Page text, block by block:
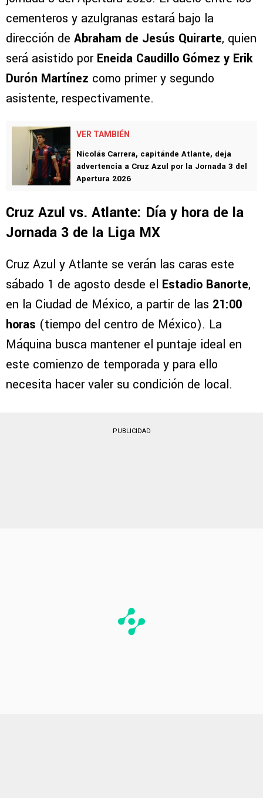
cementeros y azulgranas estará bajo la
dirección de Abraham de Jesús Quirarte, quien
será asistido por Eneida Caudillo Gómez y Erik
Durón Martínez como primer y segundo
asistente, respectivamente.
VER TAMBIÉN
Nicolás Carrera, capitánde Atlante, deja
advertencia a Cruz Azul por la Jornada 3 del
Apertura 2026
Cruz Azul vs. Atlante: Día y hora de la
Jornada 3 de la Liga MX
Cruz Azul y Atlante se verán las caras este
sábado 1 de agosto desde el Estadio Banorte,
en la Ciudad de México, a partir de las 21:00
horas (tiempo del centro de México). La
Máquina busca mantener el puntaje ideal en
este comienzo de temporada y para ello
necesita hacer valer su condición de local.
PUBLICIDAD